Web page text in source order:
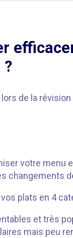
de la révision
votre menu
changements
plats en 4
et très
mais peu